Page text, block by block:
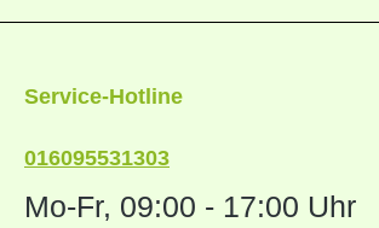
Service-Hotline
016095531303
Mo-Fr, 09:00 - 17:00 Uhr